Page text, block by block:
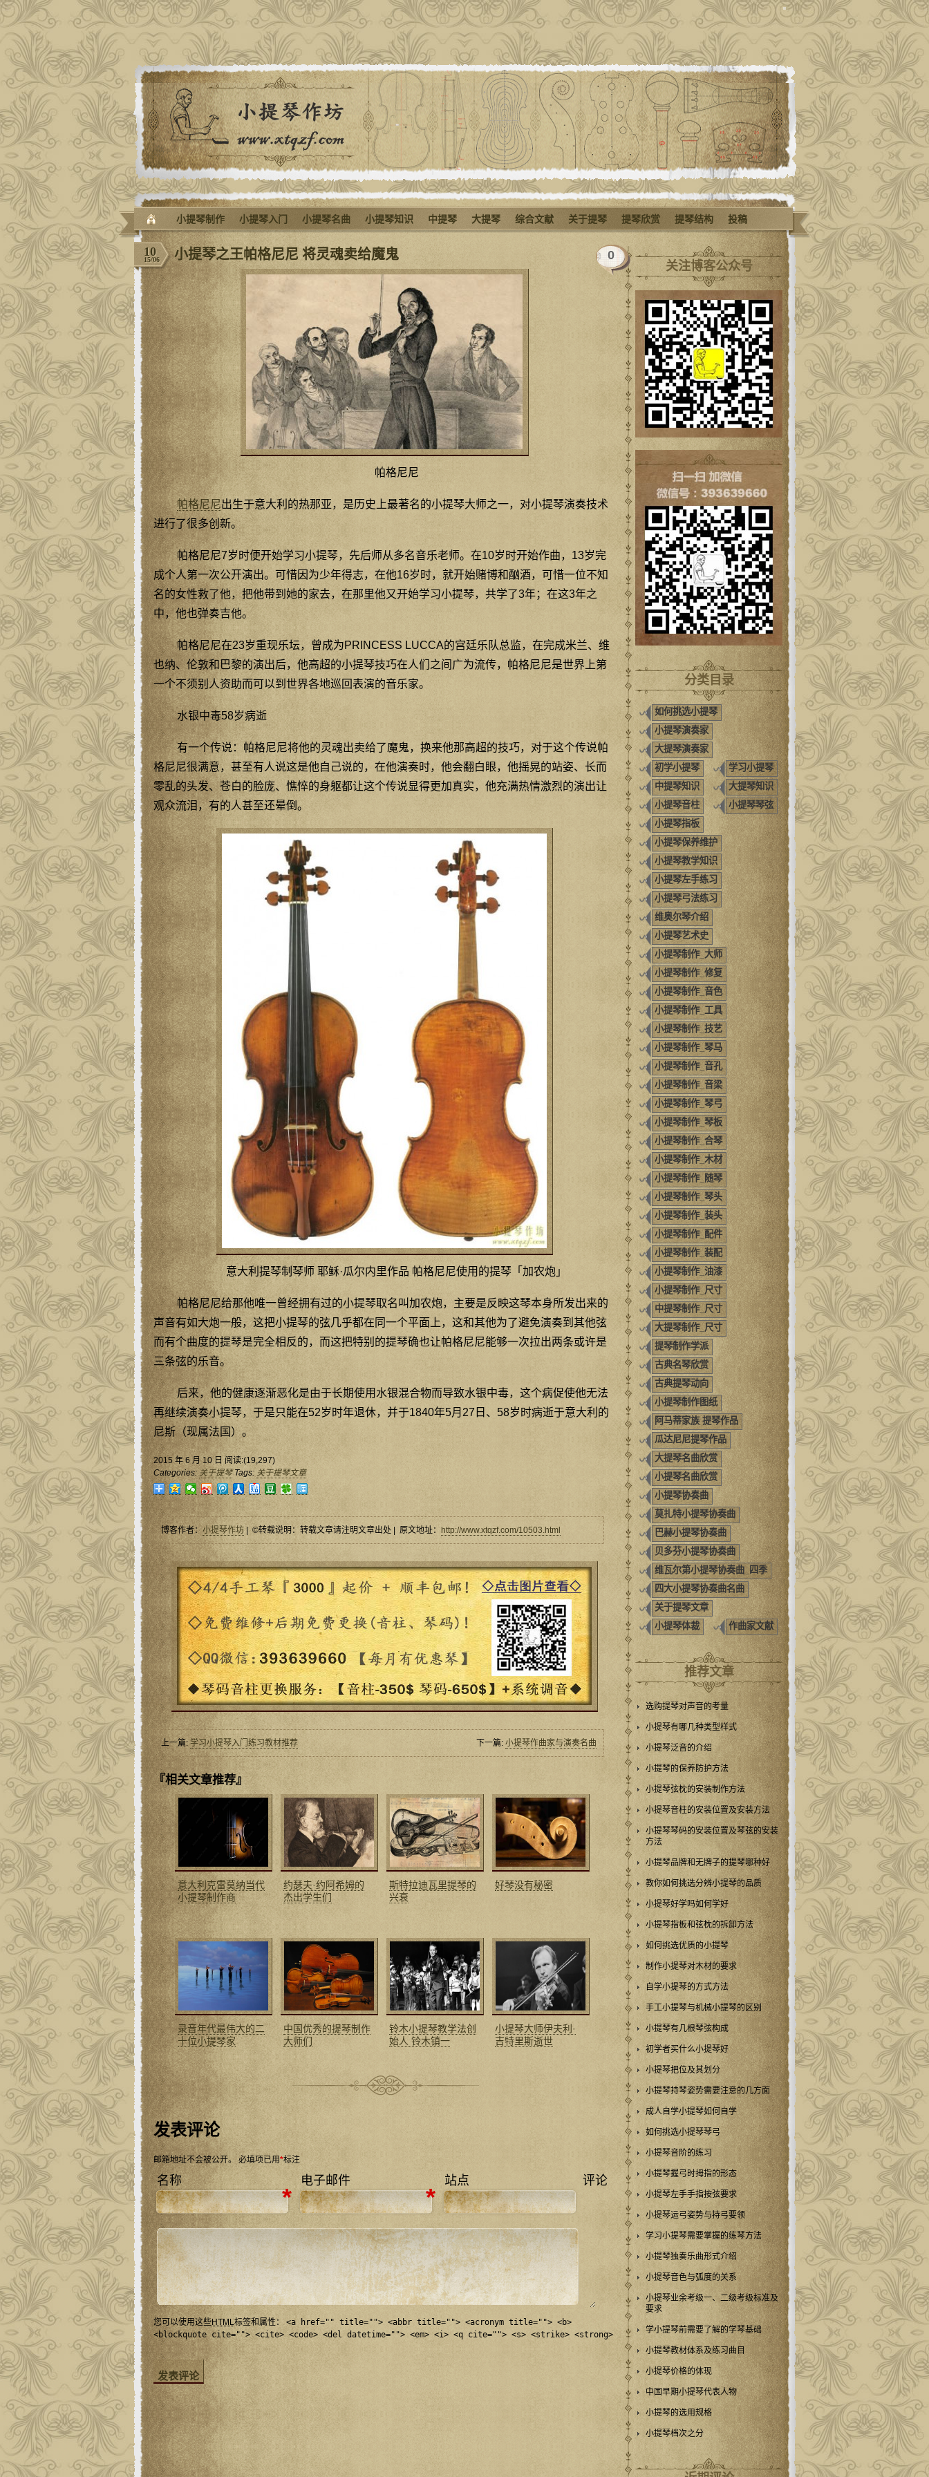
小提琴制作 小提琴入门 小提琴名曲 小提琴知识 中提琴 大提琴 综合文献 关于提琴 提琴欣赏 提琴结构 投稿
小提琴之王帕格尼尼 将灵魂卖给魔鬼
帕格尼尼
帕格尼尼出生于意大利的热那亚，是历史上最著名的小提琴大师之一，对小提琴演奏技术
进行了很多创新。
帕格尼尼7岁时便开始学习小提琴，先后师从多名音乐老师。在10岁时开始作曲，13岁完
成个人第一次公开演出。可惜因为少年得志，在他16岁时，就开始赌博和酗酒，可惜一位不知
名的女性救了他，把他带到她的家去，在那里他又开始学习小提琴，共学了3年；在这3年之
中，他也弹奏吉他。
帕格尼尼在23岁重现乐坛，曾成为PRINCESS LUCCA的宫廷乐队总监，在完成米兰、维
也纳、伦敦和巴黎的演出后，他高超的小提琴技巧在人们之间广为流传，帕格尼尼是世界上第
一个不须别人资助而可以到世界各地巡回表演的音乐家。
水银中毒58岁病逝
有一个传说：帕格尼尼将他的灵魂出卖给了魔鬼，换来他那高超的技巧，对于这个传说帕
格尼尼很满意，甚至有人说这是他自己说的，在他演奏时，他会翻白眼，他摇晃的站姿、长而
零乱的头发、苍白的脸庞、憔悴的身躯都让这个传说显得更加真实，他充满热情激烈的演出让
观众流泪，有的人甚至还晕倒。
意大利提琴制琴师 耶稣·瓜尔内里作品 帕格尼尼使用的提琴「加农炮」
帕格尼尼给那他唯一曾经拥有过的小提琴取名叫加农炮，主要是反映这琴本身所发出来的
声音有如大炮一般，这把小提琴的弦几乎都在同一个平面上，这和其他为了避免演奏到其他弦
而有个曲度的提琴是完全相反的，而这把特别的提琴确也让帕格尼尼能够一次拉出两条或许是
三条弦的乐音。
后来，他的健康逐渐恶化是由于长期使用水银混合物而导致水银中毒，这个病促使他无法
再继续演奏小提琴，于是只能在52岁时年退休，并于1840年5月27日、58岁时病逝于意大利的
尼斯（现属法国）。
2015 年 6 月 10 日 阅读:(19,297)
0
10
15/06
Categories: 关于提琴Tags: 关于提琴文章
博客作者：小提琴作坊 | ©转载说明：转载文章请注明文章出处 | 原文地址： http://www.xtqzf.com/10503.html
上一篇: 学习小提琴入门练习教材推荐 下一篇: 小提琴作曲家与演奏名曲
『相关文章推荐』
意大利克雷莫纳当代
小提琴制作商
约瑟夫·约阿希姆的
杰出学生们
斯特拉迪瓦里提琴的
兴衰
好琴没有秘密
录音年代最伟大的二
十位小提琴家
中国优秀的提琴制作
大师们
铃木小提琴教学法创
始人 铃木镇一
小提琴大师伊夫利·
吉特里斯逝世
发表评论
邮箱地址不会被公开。必填项已用*标注
名称
*
电子邮件
*
站点 评论
您可以使用这些HTML标签和属性： <a href="" title=""> <abbr title=""> <acronym title=""> <b>
<blockquote cite=""> <cite> <code> <del datetime=""> <em> <i> <q cite=""> <s> <strike> <strong>
关注博客公众号
分类目录
如何挑选小提琴
小提琴演奏家
大提琴演奏家
初学小提琴
学习小提琴
中提琴知识
大提琴知识
小提琴音柱
小提琴琴弦
小提琴指板
小提琴保养维护
小提琴教学知识
小提琴左手练习
小提琴弓法练习
维奥尔琴介绍
小提琴艺术史
小提琴制作_大师
小提琴制作_修复
小提琴制作_音色
小提琴制作_工具
小提琴制作_技艺
小提琴制作_琴马
小提琴制作_音孔
小提琴制作_音梁
小提琴制作_琴弓
小提琴制作_琴板
小提琴制作_合琴
小提琴制作_木材
小提琴制作_随琴
小提琴制作_琴头
小提琴制作_装头
小提琴制作_配件
小提琴制作_装配
小提琴制作_油漆
小提琴制作_尺寸
中提琴制作_尺寸
大提琴制作_尺寸
提琴制作学派
古典名琴欣赏
古典提琴动向
小提琴制作图纸
阿马蒂家族 提琴作品
瓜达尼尼提琴作品
大提琴名曲欣赏
小提琴名曲欣赏
小提琴协奏曲
莫扎特小提琴协奏曲
巴赫小提琴协奏曲
贝多芬小提琴协奏曲
维瓦尔第小提琴协奏曲_四季
四大小提琴协奏曲名曲
关于提琴文章
小提琴体裁
作曲家文献
推荐文章
选购提琴对声音的考量
小提琴有哪几种类型样式
小提琴泛音的介绍
小提琴的保养防护方法
小提琴弦枕的安装制作方法
小提琴音柱的安装位置及安装方法
小提琴琴码的安装位置及琴弦的安装
方法
小提琴品牌和无牌子的提琴哪种好
教你如何挑选分辨小提琴的品质
小提琴好学吗如何学好
小提琴指板和弦枕的拆卸方法
如何挑选优质的小提琴
制作小提琴对木材的要求
自学小提琴的方式方法
手工小提琴与机械小提琴的区别
小提琴有几根琴弦构成
初学者买什么小提琴好
小提琴把位及其划分
小提琴持琴姿势需要注意的几方面
成人自学小提琴如何自学
如何挑选小提琴琴弓
小提琴音阶的练习
小提琴握弓时拇指的形态
小提琴左手手指按弦要求
小提琴运弓姿势与持弓要领
学习小提琴需要掌握的练琴方法
小提琴独奏乐曲形式介绍
小提琴音色与弧度的关系
小提琴业余考级一、二级考级标准及
要求
学小提琴前需要了解的学琴基础
小提琴教材体系及练习曲目
小提琴价格的体现
中国早期小提琴代表人物
小提琴的选用规格
小提琴档次之分